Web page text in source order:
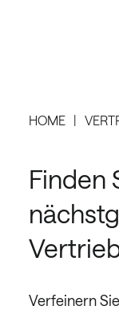
HOME
Finden
Verfeinern